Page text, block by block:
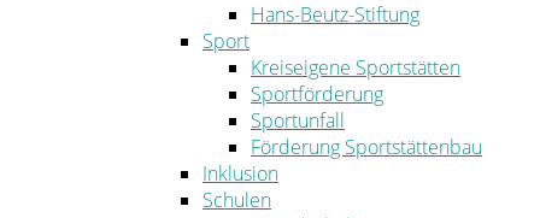
Hans-Beutz-Stiftung
Sport
Kreiseigene Sportstätten
Sportförderung
Sportunfall
Förderung Sportstättenbau
Inklusion
Schulen